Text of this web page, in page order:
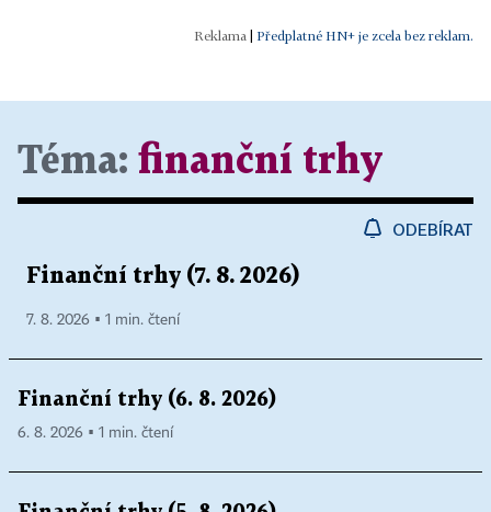
Předplatné HN+ je zcela bez reklam.
Téma: finanční trhy
ODEBÍRAT
Finanční trhy (7. 8. 2026)
7. 8. 2026 ▪ 1 min. čtení
Finanční trhy (6. 8. 2026)
6. 8. 2026 ▪ 1 min. čtení